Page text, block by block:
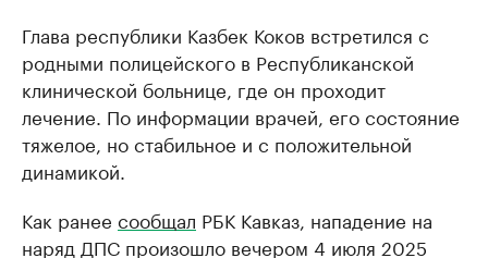
Глава республики Казбек Коков встретился с
родными полицейского в Республиканской
клинической больнице, где он проходит
лечение. По информации врачей, его состояние
тяжелое, но стабильное и с положительной
динамикой.
Как ранее сообщал РБК Кавказ, нападение на
наряд ДПС произошло вечером 4 июля 2025